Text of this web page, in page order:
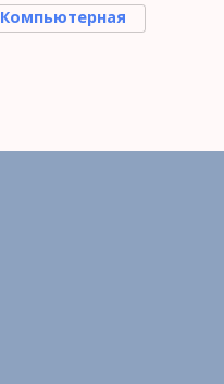
Компьютерная